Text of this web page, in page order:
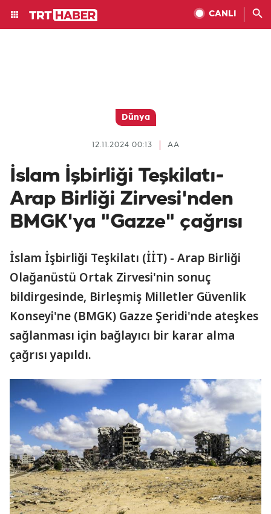
CANLI
Dünya
AA
12.11.2024 00:13
İslam İşbirliği Teşkilatı-
Arap Birliği Zirvesi'nden
BMGK'ya "Gazze" çağrısı
İslam İşbirliği Teşkilatı (İİT) - Arap Birliği
Olağanüstü Ortak Zirvesi'nin sonuç
bildirgesinde, Birleşmiş Milletler Güvenlik
Konseyi'ne (BMGK) Gazze Şeridi'nde ateşkes
sağlanması için bağlayıcı bir karar alma
çağrısı yapıldı.